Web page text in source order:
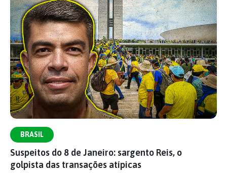
BRASIL
Suspeitos do 8 de Janeiro: sargento Reis, o
golpista das transações atípicas